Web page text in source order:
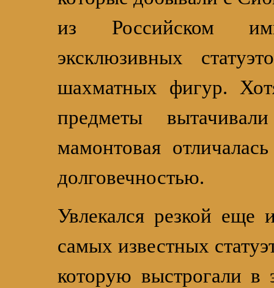
из Российском
эксклюзивных
шахматных фигур.
предметы
мамонтовая
долговечностью.
Увлекался резкой еще
самых известных
которую выстрогали в